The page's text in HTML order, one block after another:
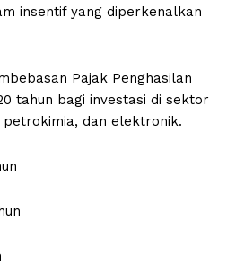
insentif yang diperkenalkan
Pajak Penghasilan
tahun bagi investasi di sektor
dan elektronik.